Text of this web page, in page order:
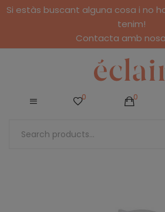
Si estàs buscant alguna cosa i no
tenim!
Contacta amb
0 0